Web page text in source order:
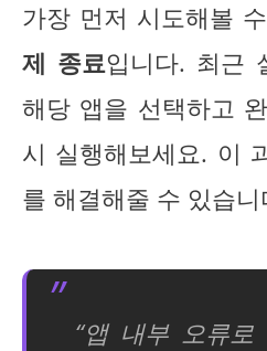
가장 먼저 시도해볼
제 종료입니다. 최근
해당 앱을 선택하고
시 실행해보세요. 이
를 해결해줄 수 있습니
“앱 내부 오류로